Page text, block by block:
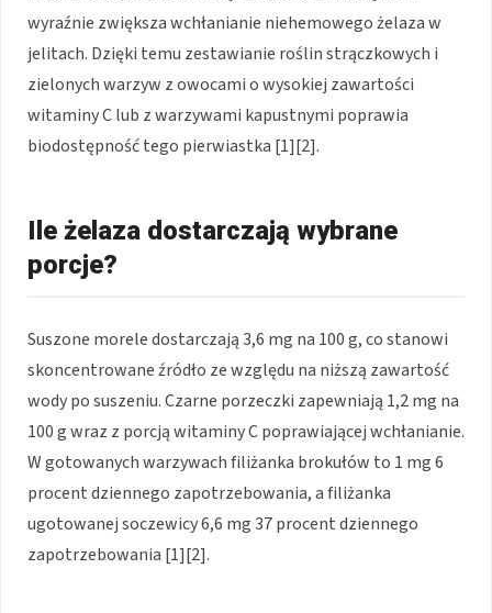
wyraźnie zwiększa wchłanianie niehemowego żelaza w
jelitach. Dzięki temu zestawianie roślin strączkowych i
zielonych warzyw z owocami o wysokiej zawartości
witaminy C lub z warzywami kapustnymi poprawia
biodostępność tego pierwiastka [1][2].
Ile żelaza dostarczają wybrane
porcje?
Suszone morele dostarczają 3,6 mg na 100 g, co stanowi
skoncentrowane źródło ze względu na niższą zawartość
wody po suszeniu. Czarne porzeczki zapewniają 1,2 mg na
100 g wraz z porcją witaminy C poprawiającej wchłanianie.
W gotowanych warzywach filiżanka brokułów to 1 mg 6
procent dziennego zapotrzebowania, a filiżanka
ugotowanej soczewicy 6,6 mg 37 procent dziennego
zapotrzebowania [1][2].